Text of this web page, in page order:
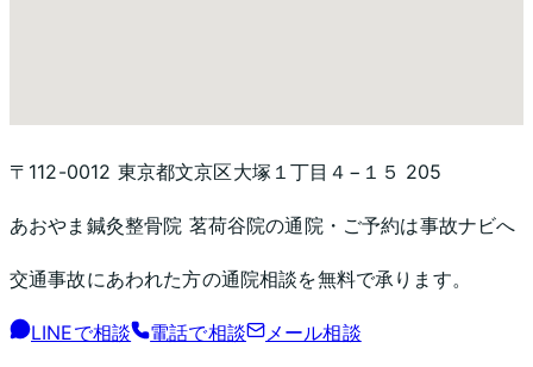
〒112-0012 東京都文京区大塚１丁目４−１５ 205
あおやま鍼灸整骨院 茗荷谷院の通院・ご予約は事故ナビへ
交通事故にあわれた方の通院相談を無料で承ります。
LINEで相談 電話で相談 メール相談